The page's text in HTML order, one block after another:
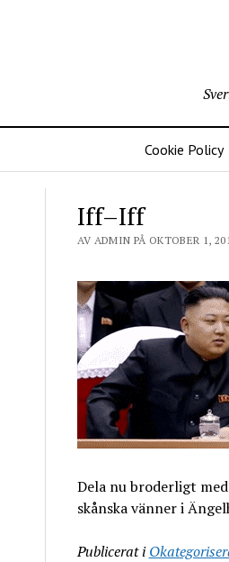
Cookie Policy
Iff–Iff
AV ADMIN PÅ OKTOBER 1,
Dela nu broderligt
skånska vänner i
Publicerat i